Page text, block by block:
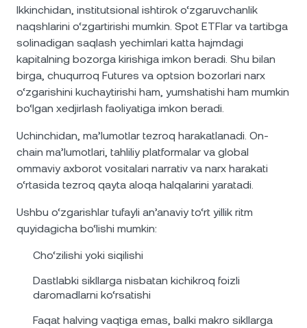
Ikkinchidan, institutsional ishtirok o‘zgaruvchanlik
naqshlarini o‘zgartirishi mumkin. Spot ETFlar va tartibga
solinadigan saqlash yechimlari katta hajmdagi
kapitalning bozorga kirishiga imkon beradi. Shu bilan
birga, chuqurroq Futures va optsion bozorlari narx
o‘zgarishini kuchaytirishi ham, yumshatishi ham mumkin
bo‘lgan xedjirlash faoliyatiga imkon beradi.
Uchinchidan, ma’lumotlar tezroq harakatlanadi. On-
chain ma’lumotlari, tahliliy platformalar va global
ommaviy axborot vositalari narrativ va narx harakati
o‘rtasida tezroq qayta aloqa halqalarini yaratadi.
Ushbu o‘zgarishlar tufayli an’anaviy to‘rt yillik ritm
quyidagicha bo‘lishi mumkin:
Cho‘zilishi yoki siqilishi
Dastlabki sikllarga nisbatan kichikroq foizli
daromadlarni ko‘rsatishi
Faqat halving vaqtiga emas, balki makro sikllarga